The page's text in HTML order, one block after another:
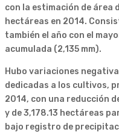
con la estimación de área
hectáreas en 2014.
también el año con el
acumulada (2,135 mm).
Hubo variaciones
dedicadas a los cultivos,
2014, con una reducción
y de 3,178.13 hectáreas
bajo registro de